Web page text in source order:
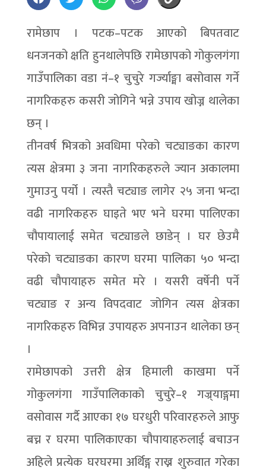
रामेछाप । पटक–पटक आएको बिपतवाट
धनजनको क्षति हुनथालेपछि रामेछापको गोकुलगंगा
गाउँपालिका वडा नं–१ चुचुरे गर्ज्याङ्मा बसोवास गर्ने
नागरिकहरु कसरी जोगिने भन्ने उपाय खोज्न थालेका
छन् ।
तीनवर्ष भित्रको अवधिमा परेको चट्याङका कारण
त्यस क्षेत्रमा ३ जना नागरिकहरुले ज्यान अकालमा
गुमाउनु पर्यो । त्यस्तै चट्याङ लागेर २५ जना भन्दा
वढी नागरिकहरु घाइते भए भने घरमा पालिएका
चौपायालाई समेत चट्याङले छाडेन् । घर छेउमै
परेको चट्याङका कारण घरमा पालिका ५० भन्दा
वढी चौपायाहरु समेत मरे । यसरी वर्षेनी पर्ने
चट्याङ र अन्य विपदवाट जोगिन त्यस क्षेत्रका
नागरिकहरु विभिन्न उपायहरु अपनाउन थालेका छन्
।
रामेछापको उत्तरी क्षेत्र हिमाली काखमा पर्ने
गोकुलगंगा गाउँपालिकाको चुचुरे–१ गज्र्याङ्गमा
वसोवास गर्दै आएका १७ घरधुरी परिवारहरुले आफु
बच्न र घरमा पालिकाएका चौपायाहरुलाई बचाउन
अहिले प्रत्येक घरघरमा अर्थिङ्ग राख्न शुरुवात गरेका